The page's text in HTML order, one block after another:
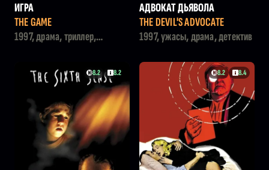
ИГРА
THE GAME
1997, драма, триллер,
АДВОКАТ ДЬЯВОЛА
THE DEVIL'S ADVOCATE
1997, ужасы, драма, детектив
8.2 8.2 8.2 8.4